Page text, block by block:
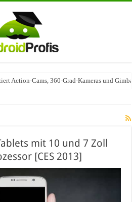
Action-Cams, 360-Grad-Kameras und
mit 10 und 7 Zoll
[CES 2013]